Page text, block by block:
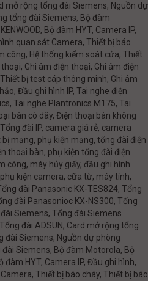
mở rộng tổng đài Siemens, Nguồn dự
tổng đài Siemens, Bộ đàm
Bộ đàm HYT, Camera IP,
quan sát Camera, Thiết bị báo
công, Hệ thống kiểm soát cửa, Thiết
Ghi âm điện thoại, Ghi âm điện
bị test cáp thông minh, Ghi âm
Đầu ghi hình IP, Tai nghe điện
Tai nghe Plantronics M175, Tai
bàn có dây, Điện thoại bàn không
đài IP, camera giá rẻ, camera
mạng, phụ kiện mạng, tổng đài điện
thoại bàn, phụ kiện tổng đài điện
công, máy hủy giấy, đầu ghi hình
kiện camera, cữa từ, máy tính,
đài Panasonic KX-TES824, Tổng
đài Panasonioc KX-NS300, Tổng
Siemens, Tổng đài Siemens
đài ADSUN, Card mở rộng tổng
đài Siemens, Nguồn dự phòng
Siemens, Bộ đàm Motorola, Bộ
đàm HYT, Camera IP, Đầu ghi hình,
Thiết bị báo cháy, Thiết bị báo